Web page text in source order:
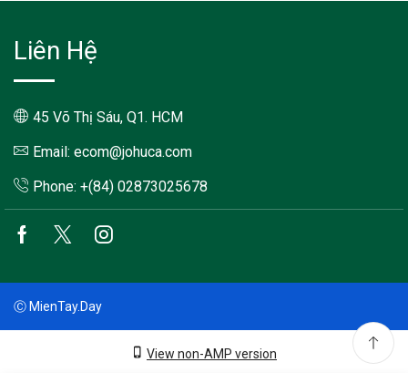
Liên Hệ
45 Võ Thị Sáu, Q1. HCM
Email: ecom@johuca.com
Phone: +(84) 02873025678
Facebook
Twitter
Ⓒ MienTay.Day
View non-AMP version